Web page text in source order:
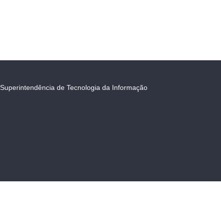
Superintendência de Tecnologia da Informação